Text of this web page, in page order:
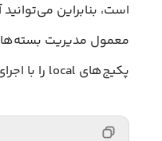
است، بنابراین می‌توانید
معمول مدیریت
پکیج‌های local را با اجرای دستور زیر، به‌روزرسانی کنید: